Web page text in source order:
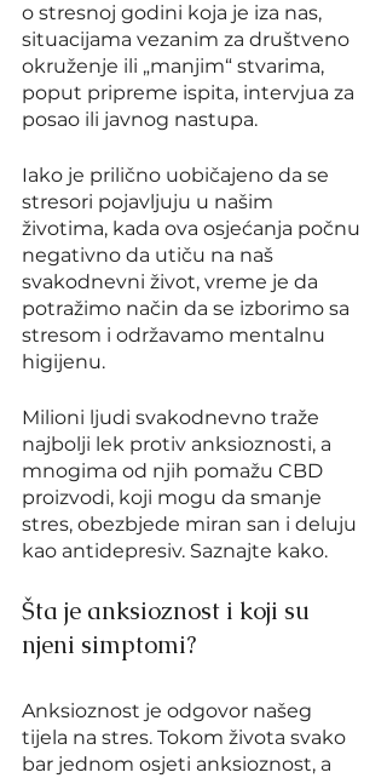
o stresnoj godini koja je iza nas,
situacijama vezanim za društveno
okruženje ili „manjim“ stvarima,
poput pripreme ispita, intervjua za
posao ili javnog nastupa.
Iako je prilično uobičajeno da se
stresori pojavljuju u našim
životima, kada ova osjećanja počnu
negativno da utiču na naš
svakodnevni život, vreme je da
potražimo način da se izborimo sa
stresom i održavamo mentalnu
higijenu.
Milioni ljudi svakodnevno traže
najbolji lek protiv anksioznosti, a
mnogima od njih pomažu CBD
proizvodi, koji mogu da smanje
stres, obezbjede miran san i deluju
kao antidepresiv. Saznajte kako.
Šta je anksioznost i koji su
njeni simptomi?
Anksioznost je odgovor našeg
tijela na stres. Tokom života svako
bar jednom osjeti anksioznost, a